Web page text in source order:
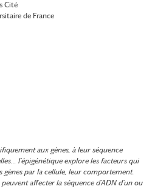
Cité
de France
aux gènes, à leur séquence
l’épigénétique explore les facteurs qui
gènes par la cellule, leur comportement.
affecter la séquence d’ADN d’un ou